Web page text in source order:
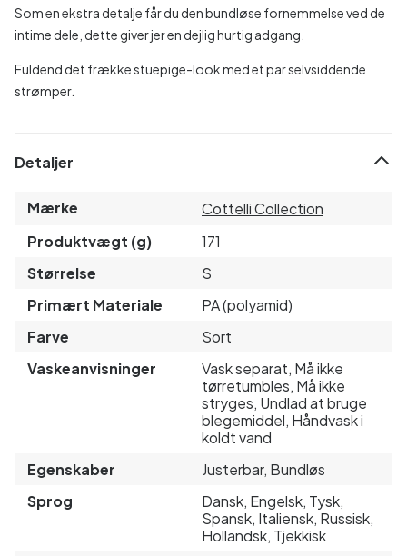
Som en ekstra detalje får du den bundløse fornemmelse ved de
intime dele, dette giver jer en dejlig hurtig adgang.
Fuldend det frække stuepige-look med et par selvsiddende
strømper.
Detaljer
Mærke
Cottelli Collection
Produktvægt (g)
171
Størrelse
S
Primært Materiale
PA (polyamid)
Farve
Sort
Vaskeanvisninger
Vask separat, Må ikke
tørretumbles, Må ikke
stryges, Undlad at bruge
blegemiddel, Håndvask i
koldt vand
Egenskaber
Justerbar, Bundløs
Sprog
Dansk, Engelsk, Tysk,
Spansk, Italiensk, Russisk,
Hollandsk, Tjekkisk